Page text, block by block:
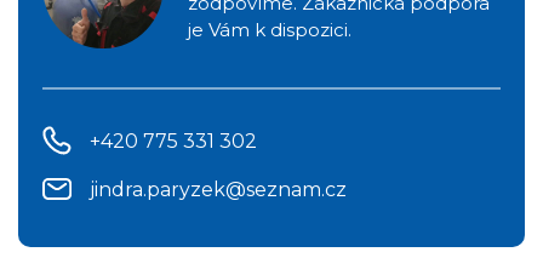
je Vám k dispozici.
+420 775 331 302
jindra.paryzek@seznam.cz